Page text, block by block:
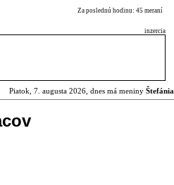
Za poslednú hodinu: 45 meraní
inzercia
Piatok, 7. augusta 2026, dnes má meniny Štefánia